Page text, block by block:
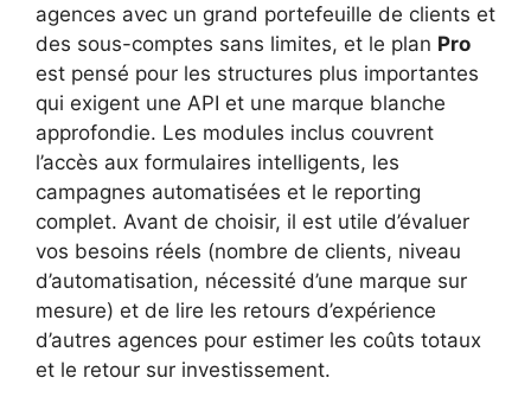
agences avec un grand portefeuille de clients et
des sous-comptes sans limites, et le plan Pro
est pensé pour les structures plus importantes
qui exigent une API et une marque blanche
approfondie. Les modules inclus couvrent
l’accès aux formulaires intelligents, les
campagnes automatisées et le reporting
complet. Avant de choisir, il est utile d’évaluer
vos besoins réels (nombre de clients, niveau
d’automatisation, nécessité d’une marque sur
mesure) et de lire les retours d’expérience
d’autres agences pour estimer les coûts totaux
et le retour sur investissement.